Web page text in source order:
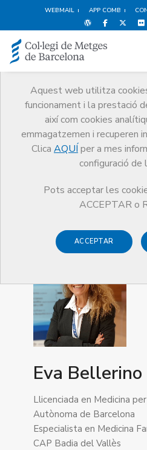
WEBMAIL APP COMB
Aquest web utilitza
funcionament i la prestació
així com cookies
emmagatzemen i recuperen
Clica AQUÍ per a mes
configuració de
Pots acceptar les
ACCEPTAR o
ACCEPTAR
Premis
Premis Guardonat
Guardonat
Eva
Llicenciada en Medicina
Autònoma de Barcelona
Especialista en Medicina
CAP Badia del Vallès